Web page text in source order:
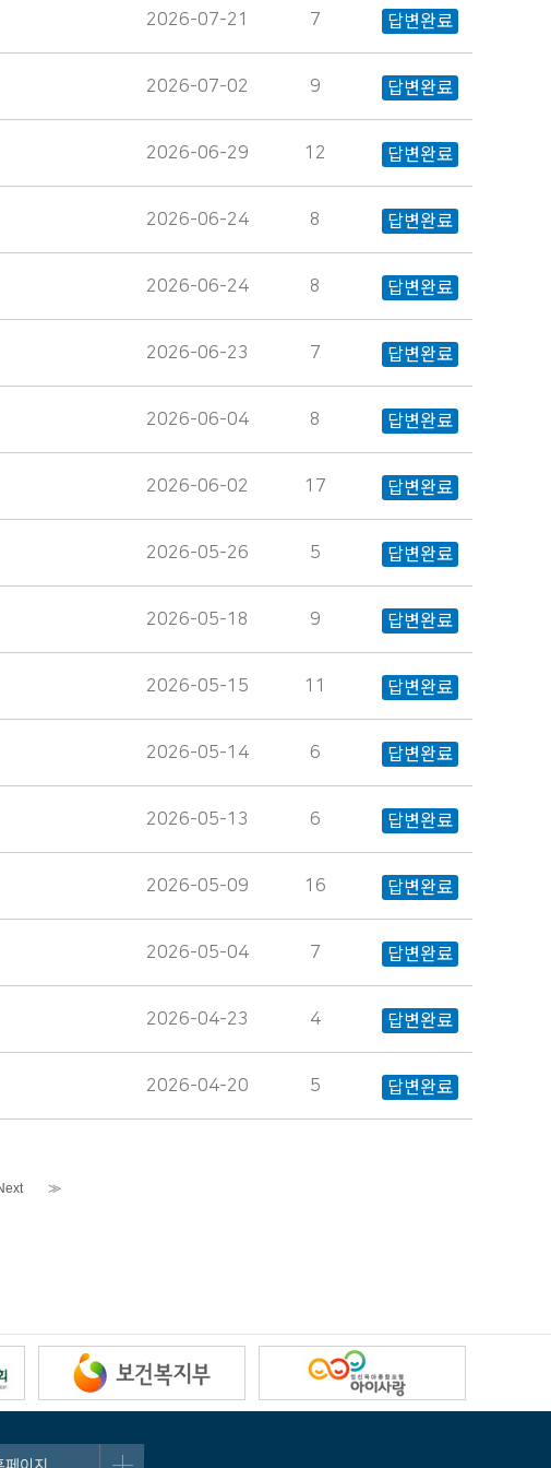
2026-07-21 7 답변완료
2026-07-02 9 답변완료
2026-06-29 12 답변완료
2026-06-24 8 답변완료
2026-06-24 8 답변완료
2026-06-23 7 답변완료
2026-06-04 8 답변완료
2026-06-02 17 답변완료
2026-05-26 5 답변완료
2026-05-18 9 답변완료
2026-05-15 11 답변완료
2026-05-14 6 답변완료
2026-05-13 6 답변완료
2026-05-09 16 답변완료
2026-05-04 7 답변완료
2026-04-23 4 답변완료
2026-04-20 5 답변완료
≫